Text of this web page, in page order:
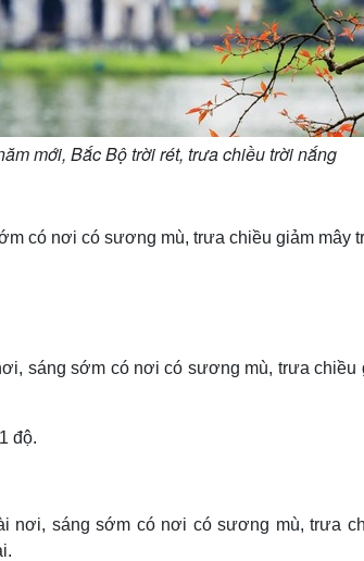
mới, Bắc Bộ trời rét, trưa chiều trời nắng
có nơi có sương mù, trưa chiều giảm mây
sáng sớm có nơi có sương mù, trưa chiều
độ.
nơi, sáng sớm có nơi có sương mù, trưa